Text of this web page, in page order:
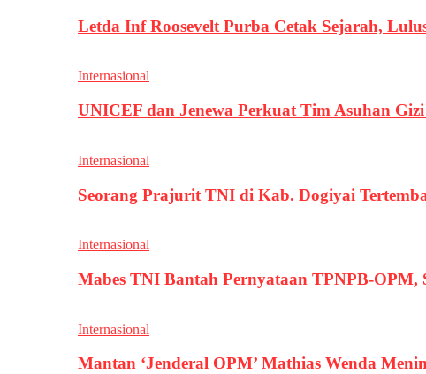
Letda Inf Roosevelt Purba Cetak Sejarah,
Internasional
UNICEF dan Jenewa Perkuat Tim Asuhan
Internasional
Seorang Prajurit TNI di Kab. Dogiyai
Internasional
Mabes TNI Bantah Pernyataan TPNPB-
Internasional
Mantan ‘Jenderal OPM’ Mathias Wenda